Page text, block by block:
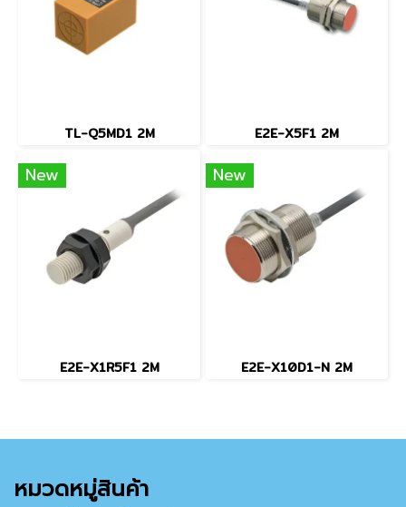
TL-Q5MD1 2M E2E-X5F1 2M
New
E2E-X1R5F1 2M
New
E2E-X10D1-N 2M
หมวดหมู่สินค้า